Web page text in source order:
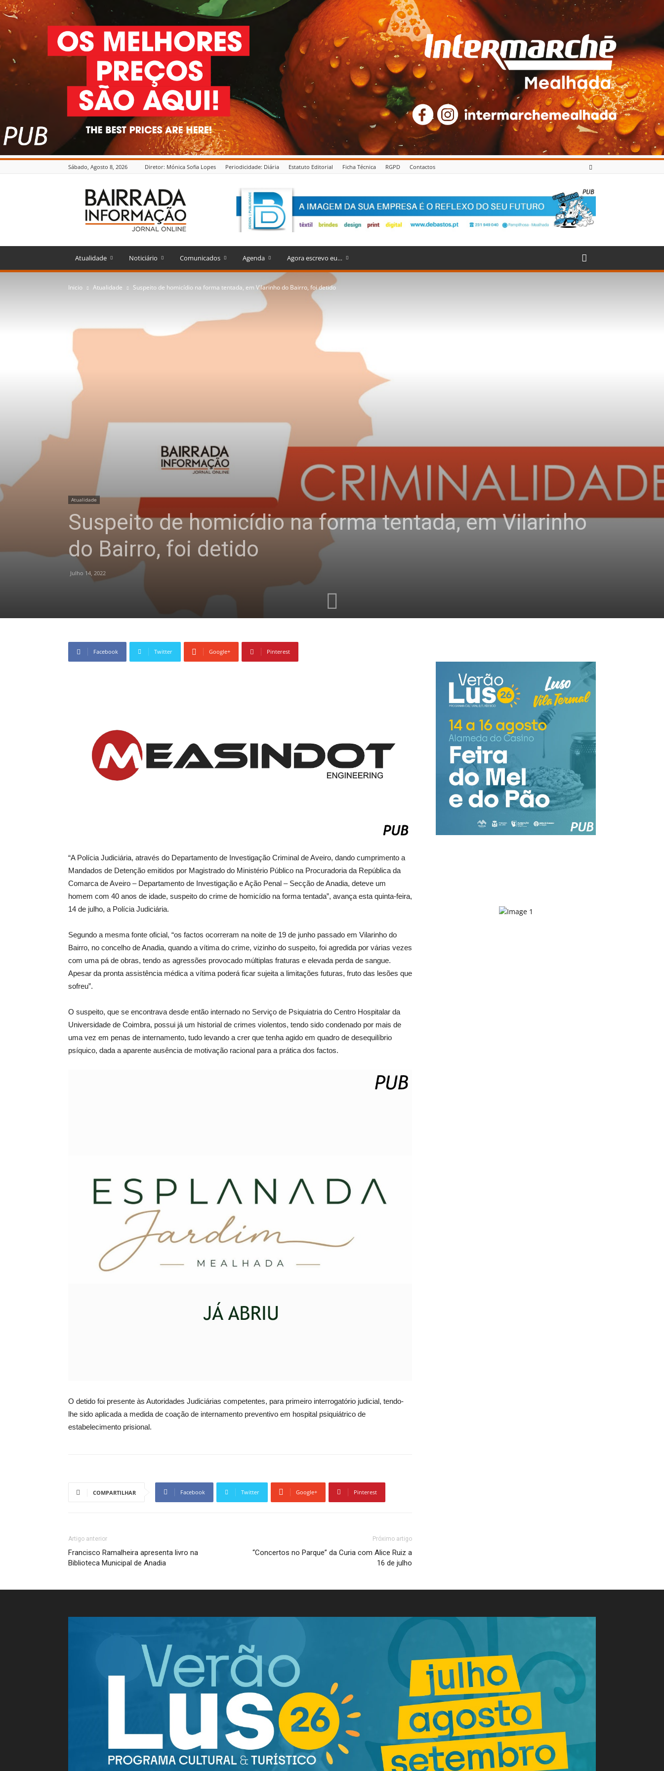
Sábado, Agosto 8, 2026 Diretor: Mónica Sofia Lopes Periodicidade: Diária Estatuto Editorial Ficha Técnica RGPD Contactos
Bairrada
Informação
Atualidade Noticiário Comunicados Agenda Agora escrevo eu…
Inicio Atualidade Suspeito de homicídio na forma tentada, em Vilarinho do Bairro, foi detido
Atualidade
Suspeito de homicídio na forma tentada, em Vilarinho
do Bairro, foi detido
Julho 14, 2022
Facebook Twitter Google+ Pinterest
“A Polícia Judiciária, através do Departamento de Investigação Criminal de Aveiro, dando cumprimento a
Mandados de Detenção emitidos por Magistrado do Ministério Público na Procuradoria da República da
Comarca de Aveiro – Departamento de Investigação e Ação Penal – Secção de Anadia, deteve um
homem com 40 anos de idade, suspeito do crime de homicídio na forma tentada”, avança esta quinta-feira,
14 de julho, a Polícia Judiciária.
Segundo a mesma fonte oficial, “os factos ocorreram na noite de 19 de junho passado em Vilarinho do
Bairro, no concelho de Anadia, quando a vítima do crime, vizinho do suspeito, foi agredida por várias vezes
com uma pá de obras, tendo as agressões provocado múltiplas fraturas e elevada perda de sangue.
Apesar da pronta assistência médica a vítima poderá ficar sujeita a limitações futuras, fruto das lesões que
sofreu”.
O suspeito, que se encontrava desde então internado no Serviço de Psiquiatria do Centro Hospitalar da
Universidade de Coimbra, possui já um historial de crimes violentos, tendo sido condenado por mais de
uma vez em penas de internamento, tudo levando a crer que tenha agido em quadro de desequilíbrio
psíquico, dada a aparente ausência de motivação racional para a prática dos factos.
O detido foi presente às Autoridades Judiciárias competentes, para primeiro interrogatório judicial, tendo-
lhe sido aplicada a medida de coação de internamento preventivo em hospital psiquiátrico de
estabelecimento prisional.
COMPARTILHAR Facebook Twitter Google+ Pinterest
Artigo anterior
Francisco Ramalheira apresenta livro na
Biblioteca Municipal de Anadia
Próximo artigo
“Concertos no Parque” da Curia com Alice Ruiz a
16 de julho